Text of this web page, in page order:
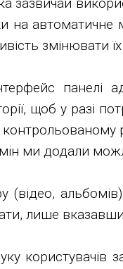
на автоматичне
змінювати
панелі
щоб у
ми додали
(відео,
лише
користувачів